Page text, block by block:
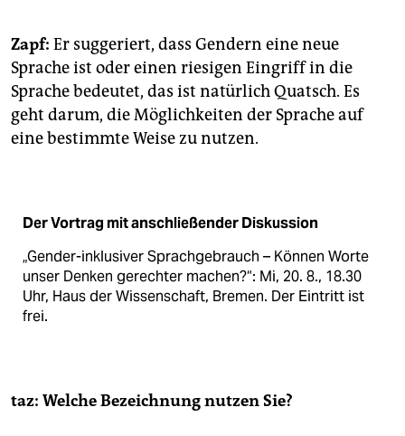
Zapf: Er suggeriert, dass Gendern eine neue
Sprache ist oder einen riesigen Eingriff in die
Sprache bedeutet, das ist natürlich Quatsch. Es
geht darum, die Möglichkeiten der Sprache auf
eine bestimmte Weise zu nutzen.
Der Vortrag mit anschließender Diskussion
„Gender-inklusiver Sprachgebrauch – Können Worte
unser Denken gerechter machen?“: Mi, 20. 8., 18.30
Uhr, Haus der Wissenschaft, Bremen. Der Eintritt ist
frei.
taz: Welche Bezeichnung nutzen Sie?